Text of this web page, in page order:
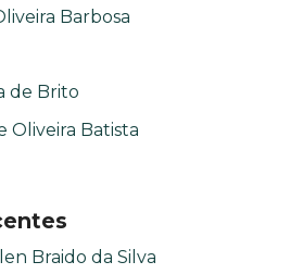
Barbosa
de Brito
Oliveira Batista
Braido da Silva